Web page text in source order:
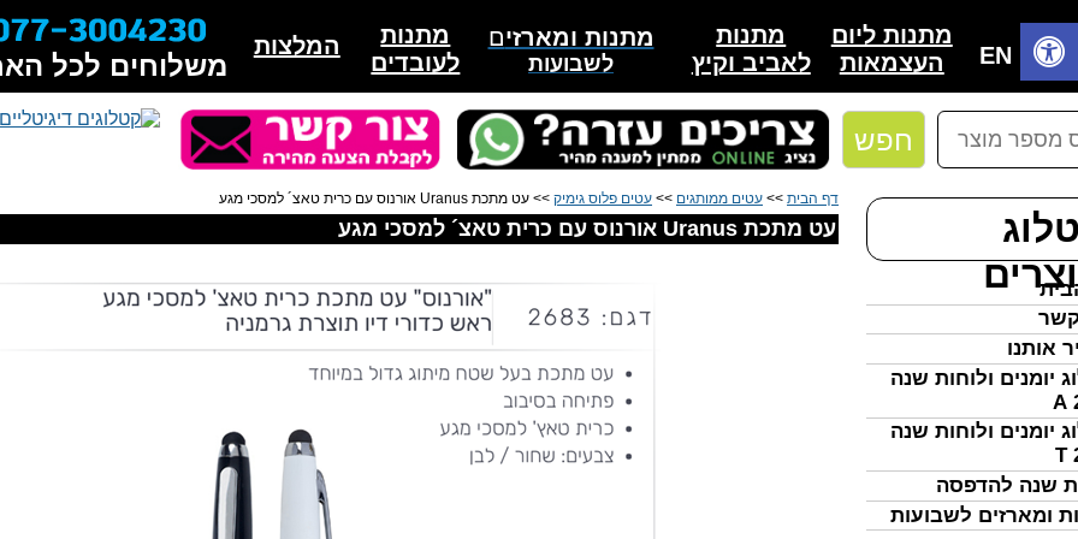
חפש
אותנו
יומנים ולוחות שנה
יומנים ולוחות שנה
שנה להדפסה
ומארזים לשבועות
EN
מתנות
לאביב וקיץ
המלצות
מתנות
לעובדים
מתנות ומארזים
לשבועות
מתנות ליום
העצמאות
משלוחים לכל
דף הבית >> עטים ממותגים >> עטים פלוס גימיק >> עט מתכת Uranus אורנוס עם כרית טאצ´ למסכי מגע
עט מתכת Uranus אורנוס עם כרית טאצ´ למסכי מגע